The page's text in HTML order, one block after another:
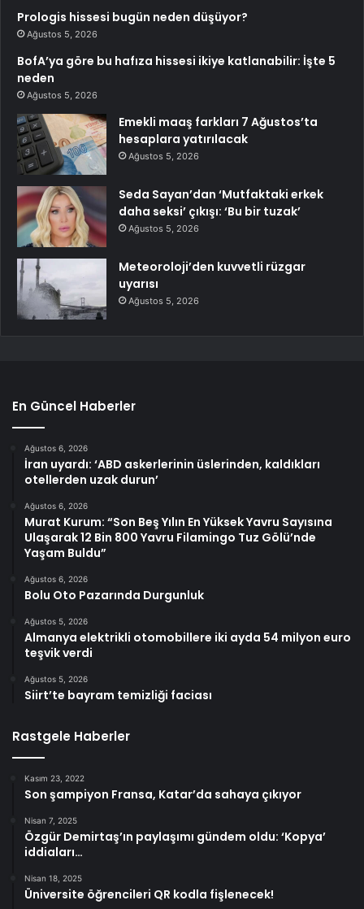
Prologis hissesi bugün neden düşüyor?
Ağustos 5, 2026
BofA’ya göre bu hafıza hissesi ikiye katlanabilir: İşte 5
neden
Ağustos 5, 2026
Emekli maaş farkları 7 Ağustos’ta
hesaplara yatırılacak
Ağustos 5, 2026
Seda Sayan’dan ‘Mutfaktaki erkek
daha seksi’ çıkışı: ‘Bu bir tuzak’
Ağustos 5, 2026
Meteoroloji’den kuvvetli rüzgar
uyarısı
Ağustos 5, 2026
En Güncel Haberler
Ağustos 6, 2026
İran uyardı: ‘ABD askerlerinin üslerinden, kaldıkları
otellerden uzak durun’
Ağustos 6, 2026
Murat Kurum: “Son Beş Yılın En Yüksek Yavru Sayısına
Ulaşarak 12 Bin 800 Yavru Filamingo Tuz Gölü’nde
Yaşam Buldu”
Ağustos 6, 2026
Bolu Oto Pazarında Durgunluk
Ağustos 5, 2026
Almanya elektrikli otomobillere iki ayda 54 milyon euro
teşvik verdi
Ağustos 5, 2026
Siirt’te bayram temizliği faciası
Rastgele Haberler
Kasım 23, 2022
Son şampiyon Fransa, Katar’da sahaya çıkıyor
Nisan 7, 2025
Özgür Demirtaş’ın paylaşımı gündem oldu: ‘Kopya’
iddiaları…
Nisan 18, 2025
Üniversite öğrencileri QR kodla fişlenecek!